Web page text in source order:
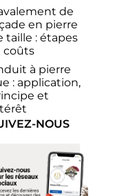
de
en pierre
taille : étapes
coûts
à pierre
: application,
et
NOUS